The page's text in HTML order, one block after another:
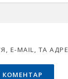
E-MAIL, ТА